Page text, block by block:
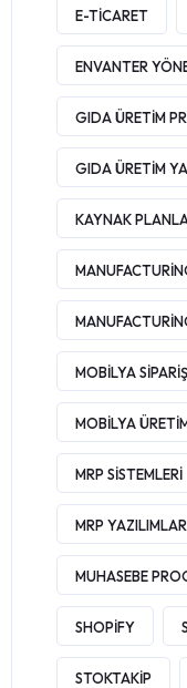
E-TICARET
ENVANTER
GIDA ÜRETIM
GIDA ÜRETIM
KAYNAK
MOBILYA
MOBILYA
MRP SISTEMLERI
MRP
MUHASEBE
SHOPIFY
STOKTAKIP